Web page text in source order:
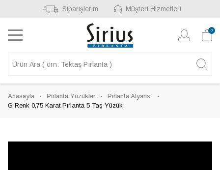
Siparişlerim Müşteri Hizmetleri
0
Anasayfa Pırlanta Yüzükler
Pırlanta Alyans
G Renk 0,75 Karat Pırlanta 5 Taş Yüzük